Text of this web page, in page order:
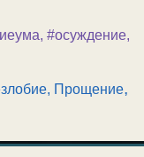
, #осуждение,
Прощение,